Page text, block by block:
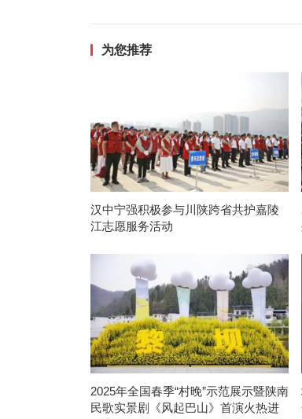
为您推荐
汉中宁强积极参与川陕跨省共护嘉陵
江志愿服务活动
2025年全国春季“村晚”示范展示暨陕南
民歌实景剧《风起巴山》首演火热进